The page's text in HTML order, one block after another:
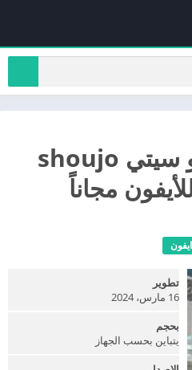
تنزيل لعبة شوجو سيتي shoujo
تطوير
16 مارس، 2024
بحجم
يتباين بحسب الجهاز